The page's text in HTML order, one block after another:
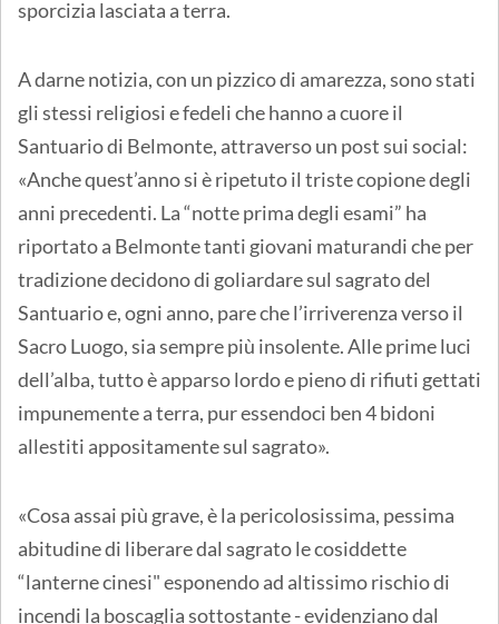
sporcizia lasciata a terra.
A darne notizia, con un pizzico di amarezza, sono stati
gli stessi religiosi e fedeli che hanno a cuore il
Santuario di Belmonte, attraverso un post sui social:
«Anche quest’anno si è ripetuto il triste copione degli
anni precedenti. La “notte prima degli esami” ha
riportato a Belmonte tanti giovani maturandi che per
tradizione decidono di goliardare sul sagrato del
Santuario e, ogni anno, pare che l’irriverenza verso il
Sacro Luogo, sia sempre più insolente. Alle prime luci
dell’alba, tutto è apparso lordo e pieno di rifiuti gettati
impunemente a terra, pur essendoci ben 4 bidoni
allestiti appositamente sul sagrato».
«Cosa assai più grave, è la pericolosissima, pessima
abitudine di liberare dal sagrato le cosiddette
“lanterne cinesi" esponendo ad altissimo rischio di
incendi la boscaglia sottostante - evidenziano dal